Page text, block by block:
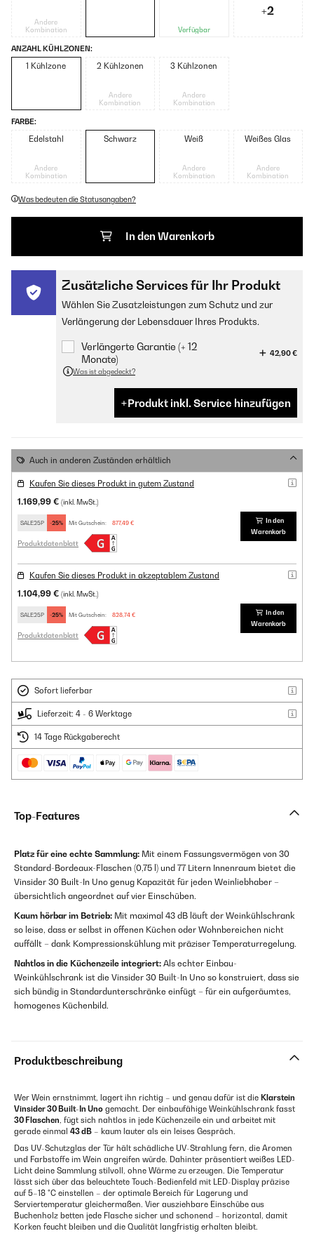
Andere
Kombination
Verfügbar
+2
ANZAHL KÜHLZONEN:
1 Kühlzone 2 Kühlzonen
Andere
Kombination
3 Kühlzonen
Andere
Kombination
FARBE:
Edelstahl
Andere
Kombination
Schwarz Weiß
Andere
Kombination
Weißes Glas
Andere
Kombination
Was bedeuten die Statusangaben?
In den Warenkorb
Zusätzliche Services für Ihr Produkt
Wählen Sie Zusatzleistungen zum Schutz und zur
Verlängerung der Lebensdauer Ihres Produkts.
Verlängerte Garantie (+ 12
Monate)
42,90 €
Was ist abgedeckt?
Produkt inkl. Service hinzufügen
Auch in anderen Zuständen erhältlich
Kaufen Sie dieses Produkt in gutem Zustand
1.169,99 € (inkl. MwSt.)
SALE25P -25% Mit Gutschein: 877,49 €
Produktdatenblatt
In den
Warenkorb
Kaufen Sie dieses Produkt in akzeptablem Zustand
1.104,99 € (inkl. MwSt.)
SALE25P -25% Mit Gutschein: 828,74 €
Produktdatenblatt
In den
Warenkorb
Sofort lieferbar
Lieferzeit: 4 - 6 Werktage
14 Tage Rückgaberecht
Top-Features
Platz für eine echte Sammlung: Mit einem Fassungsvermögen von 30
Standard-Bordeaux-Flaschen (0,75 l) und 77 Litern Innenraum bietet die
Vinsider 30 Built-In Uno genug Kapazität für jeden Weinliebhaber –
übersichtlich angeordnet auf vier Einschüben.
Kaum hörbar im Betrieb: Mit maximal 43 dB läuft der Weinkühlschrank
so leise, dass er selbst in offenen Küchen oder Wohnbereichen nicht
auffällt – dank Kompressionskühlung mit präziser Temperaturregelung.
Nahtlos in die Küchenzeile integriert: Als echter Einbau-
Weinkühlschrank ist die Vinsider 30 Built-In Uno so konstruiert, dass sie
sich bündig in Standardunterschränke einfügt – für ein aufgeräumtes,
homogenes Küchenbild.
Produktbeschreibung
Wer Wein ernstnimmt, lagert ihn richtig – und genau dafür ist die Klarstein
Vinsider 30 Built-In Uno gemacht. Der einbaufähige Weinkühlschrank fasst
30 Flaschen, fügt sich nahtlos in jede Küchenzeile ein und arbeitet mit
gerade einmal 43 dB – kaum lauter als ein leises Gespräch.
Das UV-Schutzglas der Tür hält schädliche UV-Strahlung fern, die Aromen
und Farbstoffe im Wein angreifen würde. Dahinter präsentiert weißes LED-
Licht deine Sammlung stilvoll, ohne Wärme zu erzeugen. Die Temperatur
lässt sich über das beleuchtete Touch-Bedienfeld mit LED-Display präzise
auf 5–18 °C einstellen – der optimale Bereich für Lagerung und
Serviertemperatur gleichermaßen. Vier ausziehbare Einschübe aus
Buchenholz betten jede Flasche sicher und schonend – horizontal, damit
Korken feucht bleiben und die Qualität langfristig erhalten bleibt.